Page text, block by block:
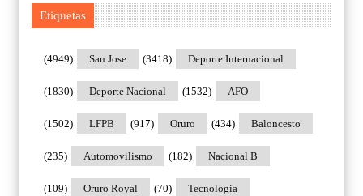
Etiquetas
San Jose
(4949) Deporte Internacional
(3418)
Deporte Nacional
(1830) AFO
(1532)
LFPB
(1502) Oruro
(917) Baloncesto
(434)
Automovilismo
(235) Nacional B
(182)
Oruro Royal
(109) Tecnologia
(70)